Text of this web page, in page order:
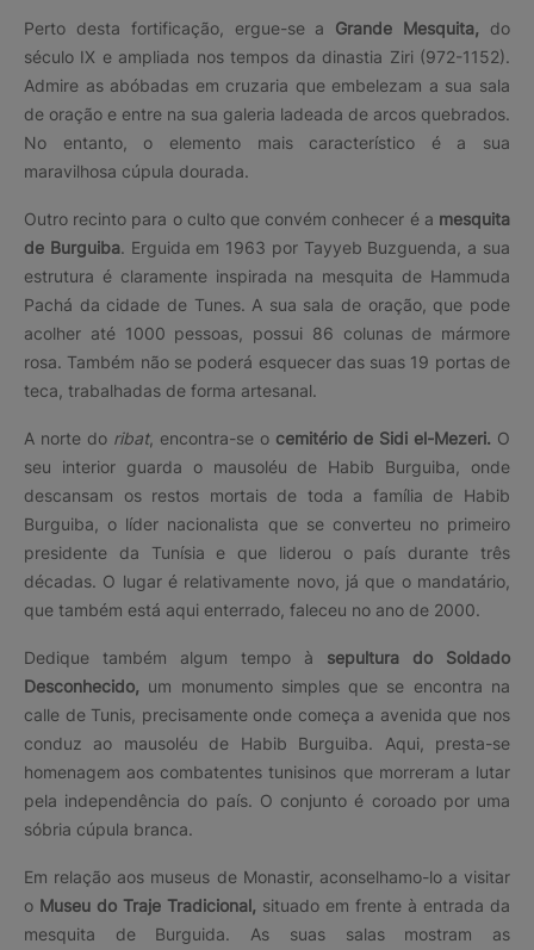
Perto desta fortificação, ergue-se a Grande Mesquita, do
século IX e ampliada nos tempos da dinastia Ziri (972-1152).
Admire as abóbadas em cruzaria que embelezam a sua sala
de oração e entre na sua galeria ladeada de arcos quebrados.
No entanto, o elemento mais característico é a sua
maravilhosa cúpula dourada.
Outro recinto para o culto que convém conhecer é a mesquita
de Burguiba. Erguida em 1963 por Tayyeb Buzguenda, a sua
estrutura é claramente inspirada na mesquita de Hammuda
Pachá da cidade de Tunes. A sua sala de oração, que pode
acolher até 1000 pessoas, possui 86 colunas de mármore
rosa. Também não se poderá esquecer das suas 19 portas de
teca, trabalhadas de forma artesanal.
A norte do ribat, encontra-se o cemitério de Sidi el-Mezeri. O
seu interior guarda o mausoléu de Habib Burguiba, onde
descansam os restos mortais de toda a família de Habib
Burguiba, o líder nacionalista que se converteu no primeiro
presidente da Tunísia e que liderou o país durante três
décadas. O lugar é relativamente novo, já que o mandatário,
que também está aqui enterrado, faleceu no ano de 2000.
Dedique também algum tempo à sepultura do Soldado
Desconhecido, um monumento simples que se encontra na
calle de Tunis, precisamente onde começa a avenida que nos
conduz ao mausoléu de Habib Burguiba. Aqui, presta-se
homenagem aos combatentes tunisinos que morreram a lutar
pela independência do país. O conjunto é coroado por uma
sóbria cúpula branca.
Em relação aos museus de Monastir, aconselhamo-lo a visitar
o Museu do Traje Tradicional, situado em frente à entrada da
mesquita de Burguida. As suas salas mostram as